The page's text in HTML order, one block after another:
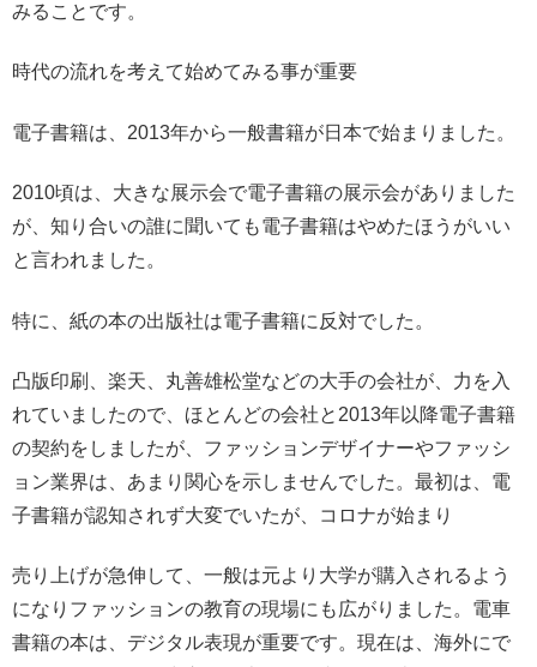
みることです。
時代の流れを考えて始めてみる事が重要
電子書籍は、2013年から一般書籍が日本で始まりました。
2010頃は、大きな展示会で電子書籍の展示会がありました
が、知り合いの誰に聞いても電子書籍はやめたほうがいい
と言われました。
特に、紙の本の出版社は電子書籍に反対でした。
凸版印刷、楽天、丸善雄松堂などの大手の会社が、力を入
れていましたので、ほとんどの会社と2013年以降電子書籍
の契約をしましたが、ファッションデザイナーやファッシ
ョン業界は、あまり関心を示しませんでした。最初は、電
子書籍が認知されず大変でいたが、コロナが始まり
売り上げが急伸して、一般は元より大学が購入されるよう
になりファッションの教育の現場にも広がりました。電車
書籍の本は、デジタル表現が重要です。現在は、海外にで